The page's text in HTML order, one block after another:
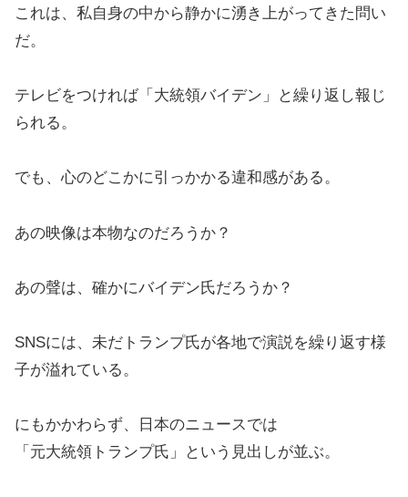
これは、私自身の中から静かに湧き上がってきた問い
だ。
テレビをつければ「大統領バイデン」と繰り返し報じ
られる。
でも、心のどこかに引っかかる違和感がある。
あの映像は本物なのだろうか？
あの聲は、確かにバイデン氏だろうか？
SNSには、未だトランプ氏が各地で演説を繰り返す様
子が溢れている。
にもかかわらず、日本のニュースでは
「元大統領トランプ氏」という見出しが並ぶ。